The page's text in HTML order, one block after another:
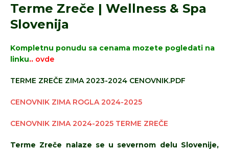
Terme Zreče | Wellness & Spa
Slovenija
Kompletnu ponudu sa cenama mozete pogledati na
linku.. ovde
TERME ZREČE ZIMA 2023-2024 CENOVNIK.PDF
CENOVNIK ZIMA ROGLA 2024-2025
CENOVNIK ZIMA 2024-2025 TERME ZREČE
Terme Zreče nalaze se u severnom delu Slovenije,